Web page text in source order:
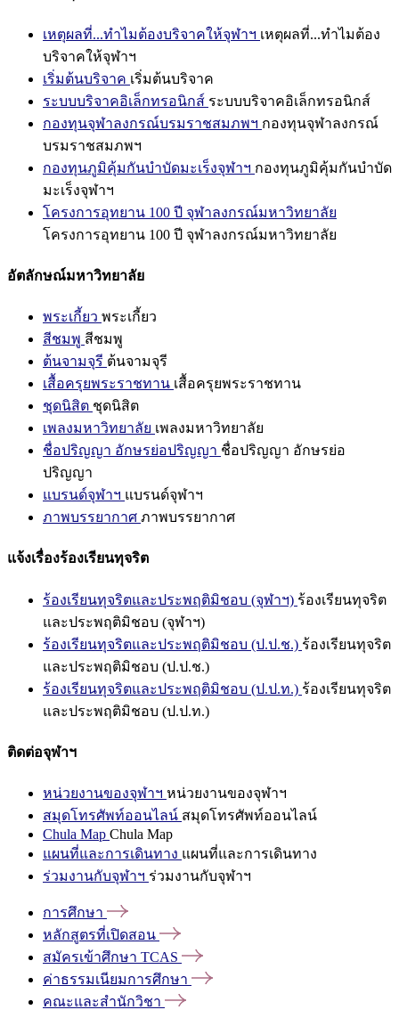
เหตุผลที่...ทำไมต้องบริจาคให้จุฬาฯ เหตุผลที่...ทำไมต้อง
บริจาคให้จุฬาฯ
เริ่มต้นบริจาค เริ่มต้นบริจาค
ระบบบริจาคอิเล็กทรอนิกส์ ระบบบริจาคอิเล็กทรอนิกส์
กองทุนจุฬาลงกรณ์บรมราชสมภพฯ กองทุนจุฬาลงกรณ์
บรมราชสมภพฯ
กองทุนภูมิคุ้มกันบำบัดมะเร็งจุฬาฯ กองทุนภูมิคุ้มกันบำบัด
มะเร็งจุฬาฯ
โครงการอุทยาน 100 ปี จุฬาลงกรณ์มหาวิทยาลัย
โครงการอุทยาน 100 ปี จุฬาลงกรณ์มหาวิทยาลัย
อัตลักษณ์มหาวิทยาลัย
พระเกี้ยว พระเกี้ยว
สีชมพู สีชมพู
ต้นจามจุรี ต้นจามจุรี
เสื้อครุยพระราชทาน เสื้อครุยพระราชทาน
ชุดนิสิต ชุดนิสิต
เพลงมหาวิทยาลัย เพลงมหาวิทยาลัย
ชื่อปริญญา อักษรย่อปริญญา ชื่อปริญญา อักษรย่อ
ปริญญา
แบรนด์จุฬาฯ แบรนด์จุฬาฯ
ภาพบรรยากาศ ภาพบรรยากาศ
แจ้งเรื่องร้องเรียนทุจริต
ร้องเรียนทุจริตและประพฤติมิชอบ (จุฬาฯ) ร้องเรียนทุจริต
และประพฤติมิชอบ (จุฬาฯ)
ร้องเรียนทุจริตและประพฤติมิชอบ (ป.ป.ช.) ร้องเรียนทุจริต
และประพฤติมิชอบ (ป.ป.ช.)
ร้องเรียนทุจริตและประพฤติมิชอบ (ป.ป.ท.) ร้องเรียนทุจริต
และประพฤติมิชอบ (ป.ป.ท.)
ติดต่อจุฬาฯ
หน่วยงานของจุฬาฯ หน่วยงานของจุฬาฯ
สมุดโทรศัพท์ออนไลน์ สมุดโทรศัพท์ออนไลน์
Chula Map Chula Map
แผนที่และการเดินทาง แผนที่และการเดินทาง
ร่วมงานกับจุฬาฯ ร่วมงานกับจุฬาฯ
การศึกษา
หลักสูตรที่เปิดสอน
สมัครเข้าศึกษา TCAS
ค่าธรรมเนียมการศึกษา
คณะและสำนักวิชา